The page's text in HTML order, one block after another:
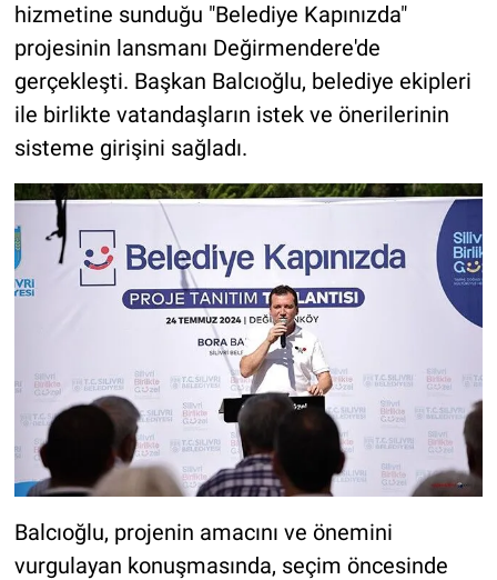
hizmetine sunduğu "Belediye Kapınızda"
projesinin lansmanı Değirmendere'de
gerçekleşti. Başkan Balcıoğlu, belediye ekipleri
ile birlikte vatandaşların istek ve önerilerinin
sisteme girişini sağladı.
Balcıoğlu, projenin amacını ve önemini
vurgulayan konuşmasında, seçim öncesinde